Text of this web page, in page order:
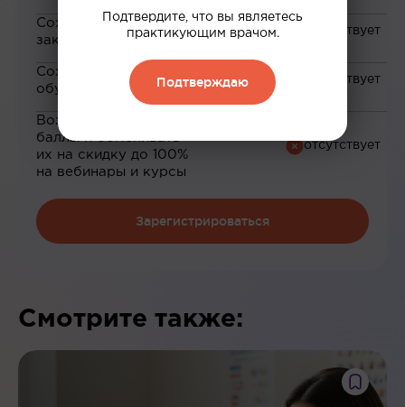
Сохранение материалов в
закладки
Сохранение прогресса по
обучению
Возможность зарабатывать
баллы и обменивать
их на скидку до 100%
на вебинары и курсы
Зарегистрироваться
Смотрите также:
Подтвердите, что вы являетесь
практикующим врачом.
Подтверждаю